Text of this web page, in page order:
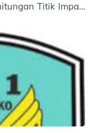
Titik Impas,